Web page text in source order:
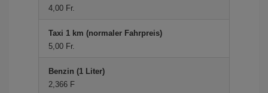
4,00 Fr.
Taxi 1 km (normaler Fahrpreis)
5,00 Fr.
Benzin (1 Liter)
2,366 F